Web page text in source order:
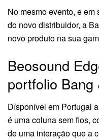
No mesmo evento, e
do novo distribuidor, a
novo produto na sua
Beosound
portfolio Bang
Dísponível em Portugal
é uma coluna sem fios,
de uma interação que a